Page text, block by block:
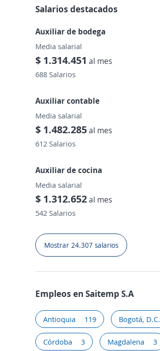
Salarios destacados
Auxiliar de bodega
Media salarial
$ 1.314.451 al mes
688 Salarios
Auxiliar contable
Media salarial
$ 1.482.285al mes
612 Salarios
Auxiliar de cocina
Media salarial
$ 1.312.652al mes
542 Salarios
Mostrar 24.307 salarios
Empleos en Saitemp S.A
Antioquia 119 Bogotá, D.C.
Córdoba 3 Magdalena 3